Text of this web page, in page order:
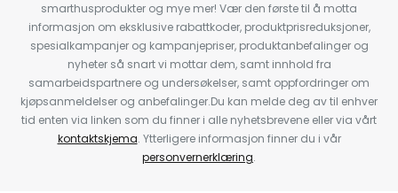
smarthusprodukter og mye mer! Vær den første til å motta
informasjon om eksklusive rabattkoder, produktprisreduksjoner,
spesialkampanjer og kampanjepriser, produktanbefalinger og
nyheter så snart vi mottar dem, samt innhold fra
samarbeidspartnere og undersøkelser, samt oppfordringer om
kjøpsanmeldelser og anbefalinger.Du kan melde deg av til enhver
tid enten via linken som du finner i alle nyhetsbrevene eller via vårt
kontaktskjema. Ytterligere informasjon finner du i vår
personvernerklæring.